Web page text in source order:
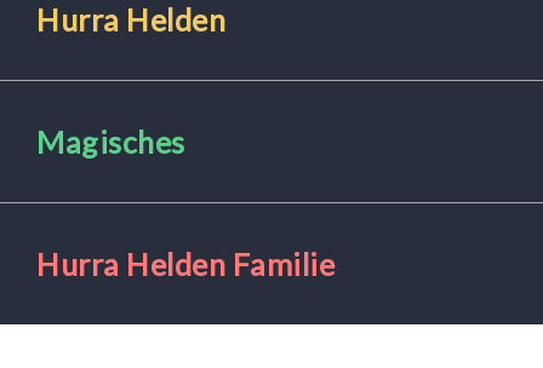
Hurra Helden
Magisches
Hurra Helden Familie